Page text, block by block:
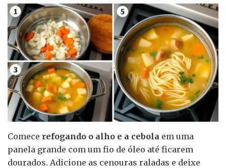
Comece refogando o alho e a cebola em uma
panela grande com um fio de óleo até ficarem
dourados. Adicione as cenouras raladas e deixe